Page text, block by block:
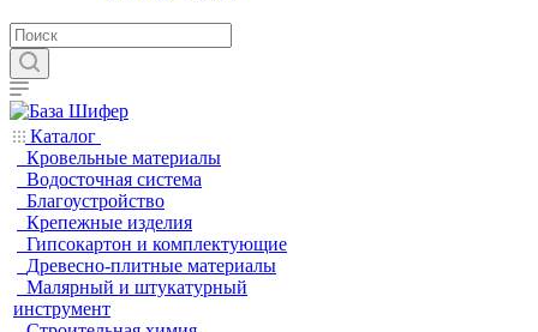
Каталог
Кровельные материалы
Водосточная система
Благоустройство
Крепежные изделия
Гипсокартон и комплектующие
Древесно-плитные материалы
Малярный и штукатурный
инструмент